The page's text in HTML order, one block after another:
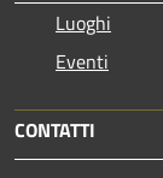
Luoghi
Eventi
CONTATTI